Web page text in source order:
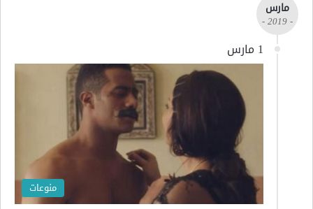
مارس
- 2019 -
1 مارس
منوعات